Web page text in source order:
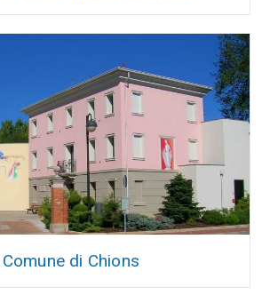
Comune di Chions